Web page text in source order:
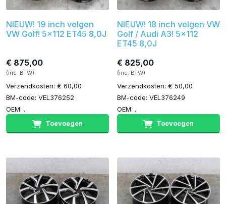
NIEUW! 19 inch velgen
VW Golf! 5x112 ET45 8,0J
€ 875,00
(inc. BTW)
Verzendkosten: € 60,00
BM-code: VEL376252
OEM: .
Toevoegen
NIEUW! 18 inch velgen VW
Golf / Audi A3! 5x112
ET45 8,0J
€ 825,00
(inc. BTW)
Verzendkosten: € 50,00
BM-code: VEL376249
OEM: .
Toevoegen